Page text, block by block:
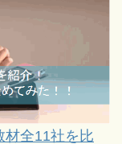
材全11社を比